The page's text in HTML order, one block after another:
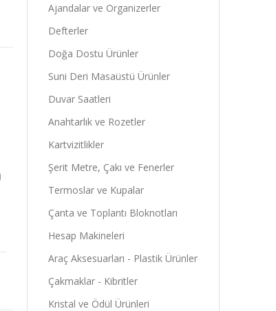
Ajandalar ve Organizerler
Defterler
Doğa Dostu Ürünler
Suni Deri Masaüstü Ürünler
Duvar Saatleri
Anahtarlık ve Rozetler
Kartvizitlikler
Şerit Metre, Çakı ve Fenerler
Termoslar ve Kupalar
Çanta ve Toplantı Bloknotları
Hesap Makineleri
Araç Aksesuarları - Plastik Ürünler
Çakmaklar - Kibritler
Kristal ve Ödül Ürünleri